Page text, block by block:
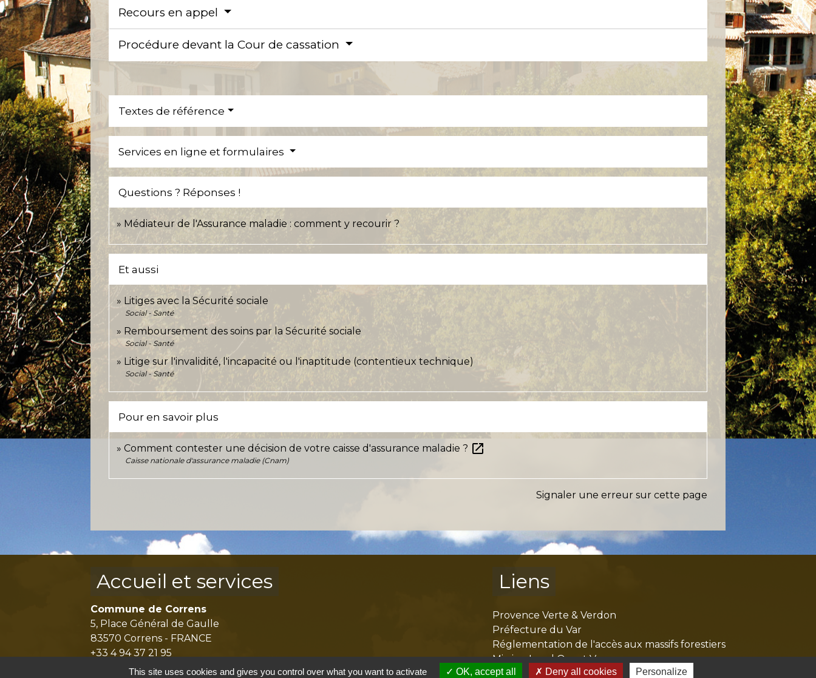
Recours en appel
Procédure devant la Cour de cassation
Textes de référence
Services en ligne et formulaires
Questions ? Réponses !
Médiateur de l'Assurance maladie : comment y recourir ?
Et aussi
Litiges avec la Sécurité sociale
Social - Santé
Remboursement des soins par la Sécurité sociale
Social - Santé
Litige sur l'invalidité, l'incapacité ou l'inaptitude (contentieux technique)
Social - Santé
Pour en savoir plus
Comment contester une décision de votre caisse d'assurance maladie ? open_in_new
Caisse nationale d'assurance maladie (Cnam)
Signaler une erreur sur cette page
Accueil et services
Commune de Correns
5, Place Général de Gaulle
83570 Correns - FRANCE
+33 4 94 37 21 95
Contact par formulaire
Liens
Provence Verte & Verdon
Préfecture du Var
Réglementation de l'accès aux massifs forestiers
Mission Local Ouest Var
Agglomération Provence Verte
This site uses cookies and gives you control over what you want to activate OK, accept all Deny all cookies Personalize